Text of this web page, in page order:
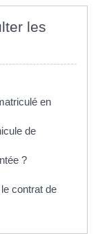
les
en
de
?
contrat de